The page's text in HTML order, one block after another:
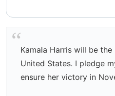
Kamala Harris will be
United States. I pledge
ensure her victory in